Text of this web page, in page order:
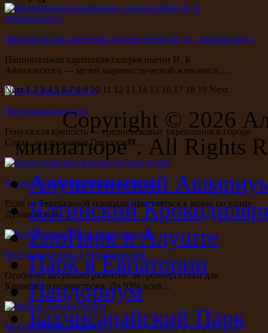
Национальная картинная галерея имени И. К. Айвазовского
Национальная картинная галерея имени И. К.
Айвазовского — музей маринистической живописи,…
Генуэзская крепость
Генуэзская крепость — средневековые укрепления в городе
Судак, построенные Генуэзской…
Евпаторийский Краеведческий музей
Если от Театральной площади прогуляться к морю по улице
Дувановской…
Ветрогенераторы в Черноморском
Особенно актуально развитие ветроэнергетики для
Крымского полуострова. До 93% всей…
Мечеть Джума-Джами
Next12345678910 11 12 13 14 15 16 17 18 19 Next
Copyright © 2026
миниатюре". All Rights
Алуштинский
Ялтинский
ZooПарк в Алуште
Парк в Евпатории
Пандориум
Бахчисарайский Парк